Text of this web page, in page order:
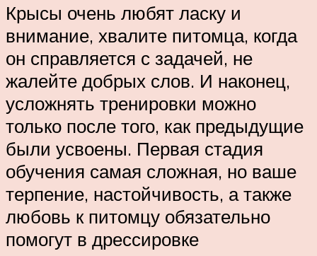
Крысы очень любят ласку и
внимание, хвалите питомца, когда
он справляется с задачей, не
жалейте добрых слов. И наконец,
усложнять тренировки можно
только после того, как предыдущие
были усвоены. Первая стадия
обучения самая сложная, но ваше
терпение, настойчивость, а также
любовь к питомцу обязательно
помогут в дрессировке